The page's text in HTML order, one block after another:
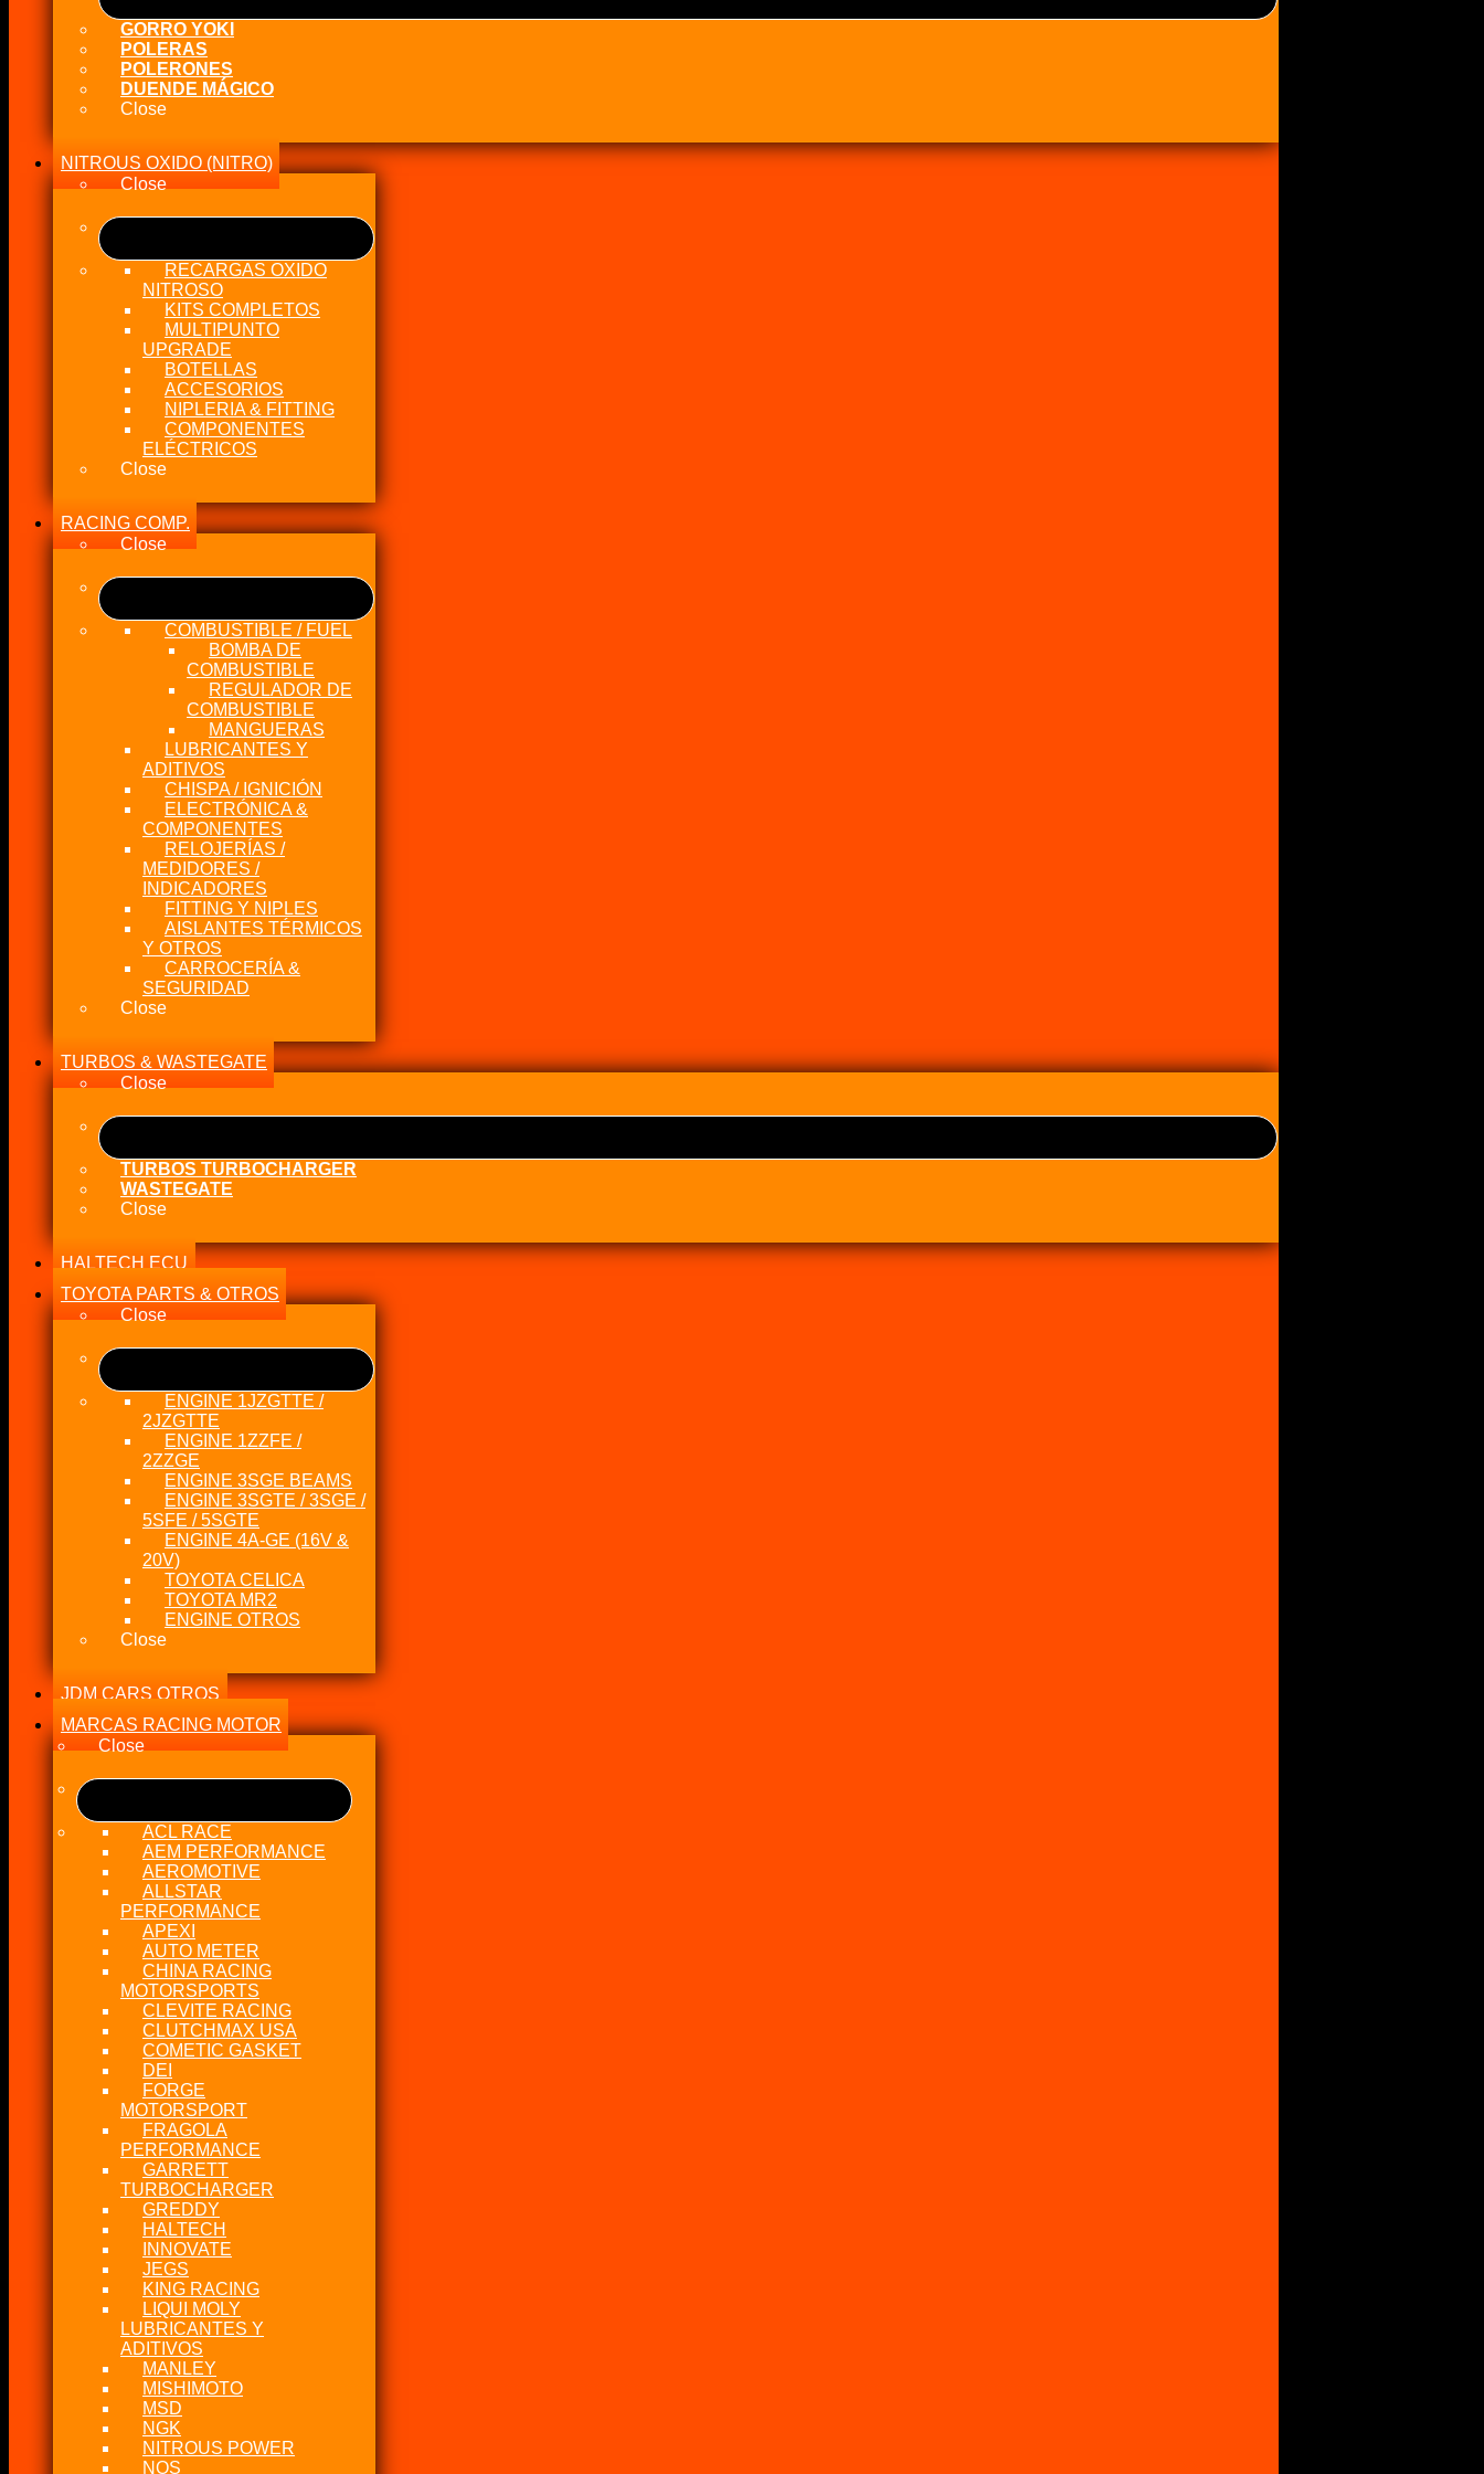
GORRO YOKI
POLERAS
POLERONES
DUENDE MÁGICO
Close
NITROUS OXIDO (NITRO)
Close
RECARGAS OXIDO
NITROSO
KITS COMPLETOS
MULTIPUNTO
UPGRADE
BOTELLAS
ACCESORIOS
NIPLERIA & FITTING
COMPONENTES
ELÉCTRICOS
Close
RACING COMP.
Close
COMBUSTIBLE / FUEL
BOMBA DE
COMBUSTIBLE
REGULADOR DE
COMBUSTIBLE
MANGUERAS
LUBRICANTES Y
ADITIVOS
CHISPA / IGNICIÓN
ELECTRÓNICA &
COMPONENTES
RELOJERÍAS /
MEDIDORES /
INDICADORES
FITTING Y NIPLES
AISLANTES TÉRMICOS
Y OTROS
CARROCERÍA &
SEGURIDAD
Close
TURBOS & WASTEGATE
Close
TURBOS TURBOCHARGER
WASTEGATE
Close
HALTECH ECU
TOYOTA PARTS & OTROS
Close
ENGINE 1JZGTTE /
2JZGTTE
ENGINE 1ZZFE /
2ZZGE
ENGINE 3SGE BEAMS
ENGINE 3SGTE / 3SGE /
5SFE / 5SGTE
ENGINE 4A-GE (16V &
20V)
TOYOTA CELICA
TOYOTA MR2
ENGINE OTROS
Close
JDM CARS OTROS
MARCAS RACING MOTOR
Close
ACL RACE
AEM PERFORMANCE
AEROMOTIVE
ALLSTAR
PERFORMANCE
APEXI
AUTO METER
CHINA RACING
MOTORSPORTS
CLEVITE RACING
CLUTCHMAX USA
COMETIC GASKET
DEI
FORGE
MOTORSPORT
FRAGOLA
PERFORMANCE
GARRETT
TURBOCHARGER
GREDDY
HALTECH
INNOVATE
JEGS
KING RACING
LIQUI MOLY
LUBRICANTES Y
ADITIVOS
MANLEY
MISHIMOTO
MSD
NGK
NITROUS POWER
NOS